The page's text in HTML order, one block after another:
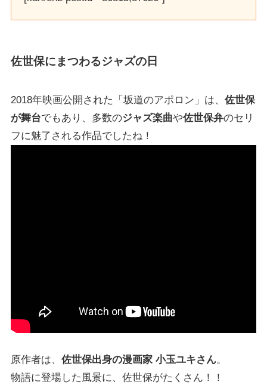
佐世保にまつわるジャズの日
2018年映画公開された「坂道のアポロン」は、 佐世保
が舞台でもあり、多数のジャズ楽曲や佐世保弁のセリ
フに魅了される作品でしたね！
原作者は、 佐世保出身の漫画家 小玉ユキさん。
物語に登場した風景に、佐世保がたくさん！！